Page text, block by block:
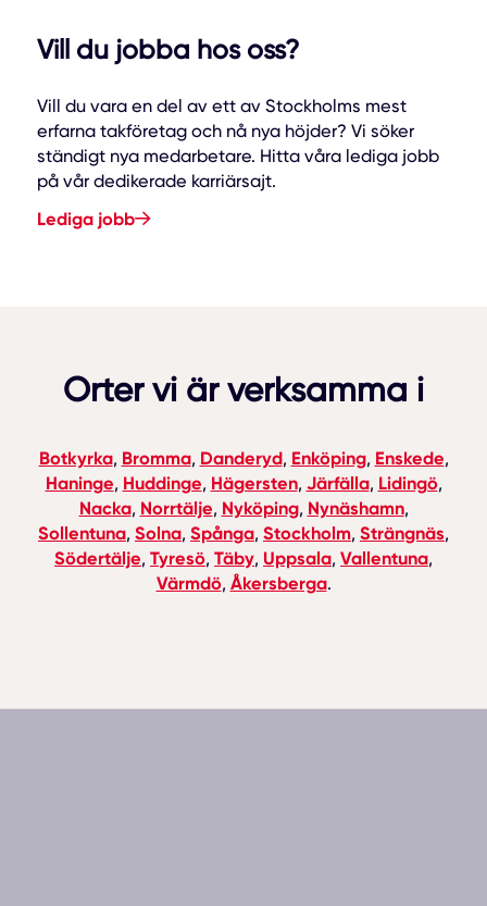
Vill du jobba hos oss?
Vill du vara en del av ett av Stockholms mest
erfarna takföretag och nå nya höjder? Vi söker
ständigt nya medarbetare. Hitta våra lediga jobb
på vår dedikerade karriärsajt.
Lediga jobb
Orter vi är verksamma i
Botkyrka, Bromma, Danderyd, Enköping, Enskede,
Haninge, Huddinge, Hägersten, Järfälla, Lidingö,
Nacka, Norrtälje, Nyköping, Nynäshamn,
Sollentuna, Solna, Spånga, Stockholm, Strängnäs,
Södertälje, Tyresö, Täby, Uppsala, Vallentuna,
Värmdö, Åkersberga.